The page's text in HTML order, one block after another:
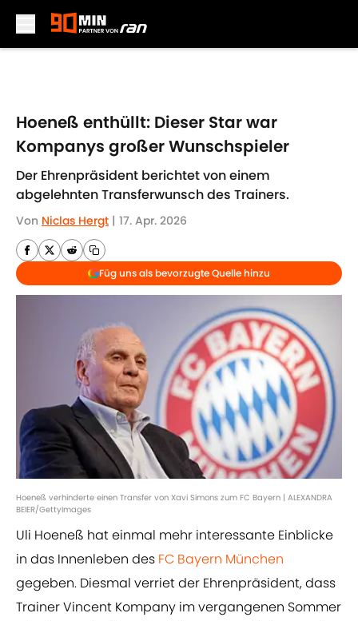
Hoeneß enthüllt: Dieser Star war
Kompanys großer Wunschspieler
Der Ehrenpräsident berichtet von einem
abgelehnten Transferwunsch des Trainers.
Von Niclas Hergt | 17. Apr. 2026
Füg uns als bevorzugte Quelle hinzu
Hoeneß verhinderte einen Transfer von Xavi Simons zum FC Bayern | ALEXANDRA
BEIER/GettyImages
Uli Hoeneß hat einmal mehr interessante Einblicke
in das Innenleben des FC Bayern München
gegeben. Diesmal verriet der Ehrenpräsident, dass
Trainer Vincent Kompany im vergangenen Sommer